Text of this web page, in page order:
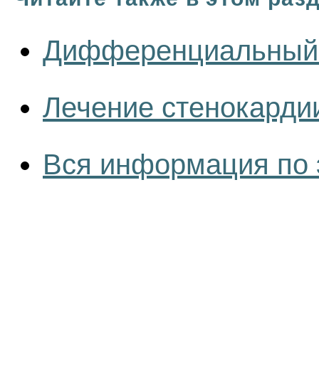
Дифференциальный
Лечение
Вся информация по